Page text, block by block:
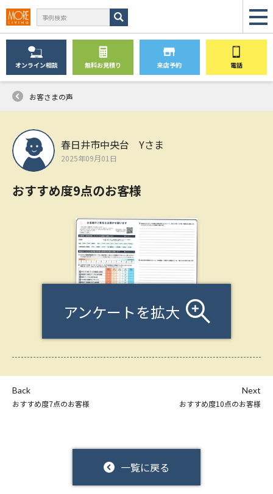
オンライン相談 無料お見積り 来店予約 電話
お客さまの声
春日井市中央台 Yさま
2025年09月01日
おすすめ度9点のお客様
アンケートを拡大
Back
おすすめ度7点のお客様
一覧に戻る
Next
おすすめ度10点のお客様